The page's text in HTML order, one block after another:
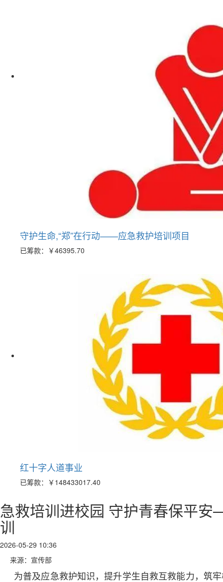
守护生命,“郑”在行动——应急救护培训项目
已筹款： ￥46395.70
红十字人道事业
已筹款： ￥148433017.40
急救培训进校园 守护青春保平
训
2026-05-29 10:36
来源：宣传部
为普及应急救护知识，提升学生自救互救能力，筑